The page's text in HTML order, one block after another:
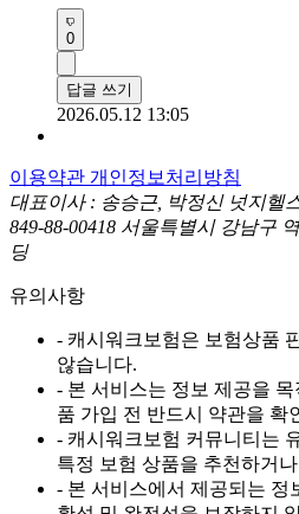
0
답글 쓰기
2026.05.12 13:05
이용약관 개인정보처리방침
대표이사 : 송승근, 박정신 넛지헬
849-88-00418 서울특별시 강남구
딩
유의사항
- 캐시워크보험은 보험상품
않습니다.
- 본 서비스는 정보 제공을
품 가입 전 반드시 약관을 확
- 캐시워크보험 커뮤니티는
특정 보험 상품을 추천하거
- 본 서비스에서 제공되는 정